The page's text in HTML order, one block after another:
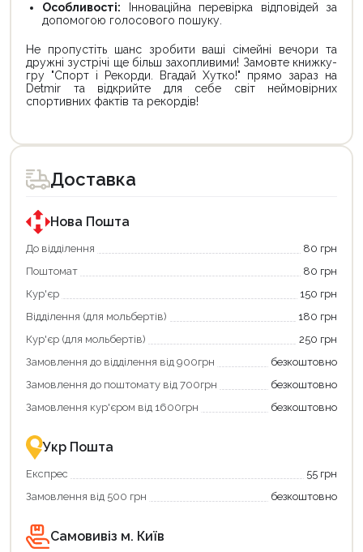
Особливості: Інноваційна перевірка відповідей за
допомогою голосового пошуку.
Не пропустіть шанс зробити ваші сімейні вечори та
дружні зустрічі ще більш захопливими! Замовте книжку-
гру "Спорт і Рекорди. Вгадай Хутко!" прямо зараз на
Detmir та відкрийте для себе світ неймовірних
спортивних фактів та рекордів!
Доставка
Нова Пошта
До відділення
80 грн
Поштомат
80 грн
Кур'єр
150 грн
Відділення (для мольбертів)
180 грн
Кур'єр (для мольбертів)
250 грн
Замовлення до відділення від 900грн
безкоштовно
Замовлення до поштомату від 700грн
безкоштовно
Замовлення кур'єром від 1600грн
безкоштовно
Укр Пошта
Експрес
55 грн
Замовлення від 500 грн
безкоштовно
Самовивіз м. Київ